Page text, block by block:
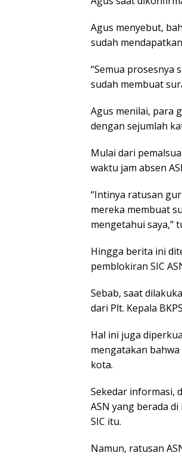
Agus menyebut,
sudah
“Semua prosesnya
sudah membuat
Agus menilai, para
dengan sejumlah
Mulai dari
waktu jam absen
“Intinya ratusan
mereka membuat
mengetahui saya,”
Hingga berita ini
pemblokiran SIC
Sebab, saat
dari Plt. Kepala
Hal ini juga
mengatakan bahwa
kota.
Sekedar informasi,
ASN yang berada
SIC itu.
Namun, ratusan